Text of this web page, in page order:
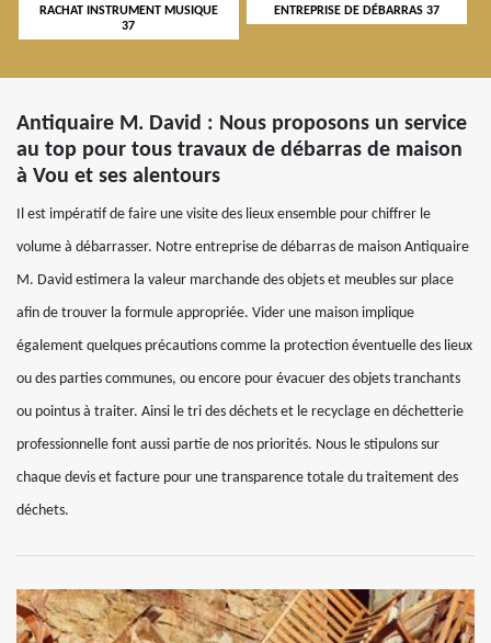
RACHAT INSTRUMENT MUSIQUE
37
ENTREPRISE DE DÉBARRAS 37
Antiquaire M. David : Nous proposons un service
au top pour tous travaux de débarras de maison
à Vou et ses alentours
Il est impératif de faire une visite des lieux ensemble pour chiffrer le
volume à débarrasser. Notre entreprise de débarras de maison Antiquaire
M. David estimera la valeur marchande des objets et meubles sur place
afin de trouver la formule appropriée. Vider une maison implique
également quelques précautions comme la protection éventuelle des lieux
ou des parties communes, ou encore pour évacuer des objets tranchants
ou pointus à traiter. Ainsi le tri des déchets et le recyclage en déchetterie
professionnelle font aussi partie de nos priorités. Nous le stipulons sur
chaque devis et facture pour une transparence totale du traitement des
déchets.